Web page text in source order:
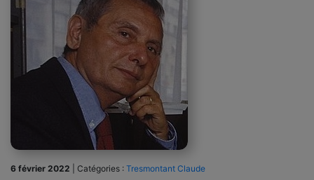
6 février 2022 Catégories : Tresmontant Claude